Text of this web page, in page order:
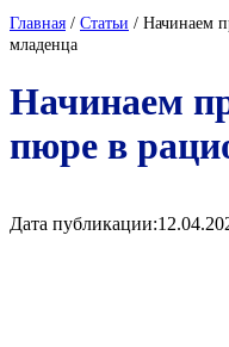
Главная / Cтатьи / Начинаем
младенца
Начинаем
пюре в
Дата публикации: